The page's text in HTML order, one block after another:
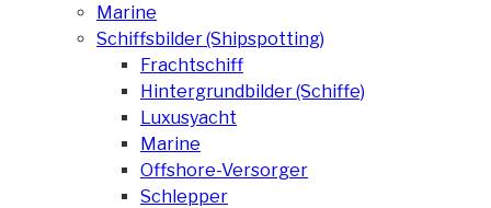
Marine
Schiffsbilder (Shipspotting)
Frachtschiff
Hintergrundbilder (Schiffe)
Luxusyacht
Marine
Offshore-Versorger
Schlepper